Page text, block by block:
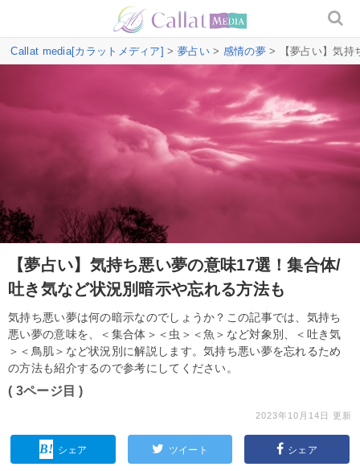
Callat media[カラットメディア] > 夢占い> 感情の夢> 【夢占い】気持
【夢占い】気持ち悪い夢の意味17選！集合体/
吐き気など状況別暗示や忘れる方法も
気持ち悪い夢は何の暗示なのでしょうか？この記事では、気持ち
悪い夢の意味を、＜集合体＞＜虫＞＜魚＞など対象別、＜吐き気
＞＜鳥肌＞など状況別に解説します。気持ち悪い夢を忘れるため
の方法も紹介するので参考にしてください。
( 3ページ目 )
2023年10月14日 更新
シェア ツイート シェア